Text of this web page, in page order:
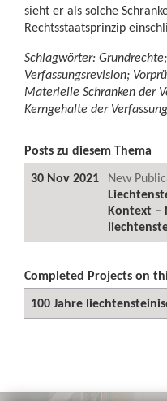
sieht er als solche
Rechtsstaatsprinzip
Schlagwörter:
Verfassungsrevision;
Materielle Schranken der
Kerngehalte der Verfassung
Posts zu diesem Thema
30 Nov 2021
New
Kontext –
Completed Projects on
100 Jahre